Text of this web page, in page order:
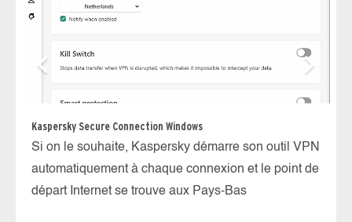
Kaspersky Secure Connection Windows
Si on le souhaite, Kaspersky démarre son outil VPN
automatiquement à chaque connexion et le point de
départ Internet se trouve aux Pays-Bas